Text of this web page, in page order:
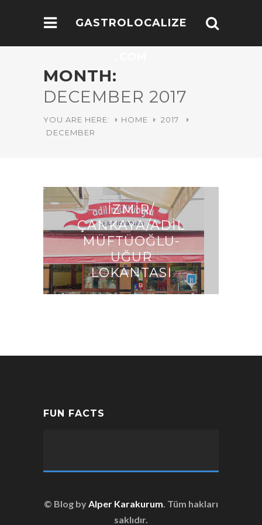
GASTROLOCALIZE
MONTH:
DECEMBER 2017
YOU ARE HERE: HOME
2017
DECEMBER
İZMİR/
ÇANKAYA/ADİL
MÜFTÜOĞLU-
UĞUR
LOKANTASI
FUN FACTS
© Blog byAlper Karakurum. Tüm hakları
saklıdır.